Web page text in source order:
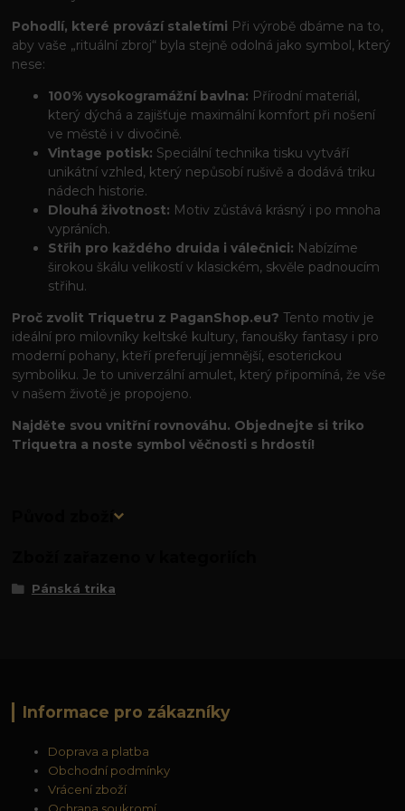
Pohodlí, které provází staletími Při výrobě dbáme na to,
aby vaše „rituální zbroj“ byla stejně odolná jako symbol, který
nese:
100% vysokogramážní bavlna: Přírodní materiál,
který dýchá a zajišťuje maximální komfort při nošení
ve městě i v divočině.
Vintage potisk: Speciální technika tisku vytváří
unikátní vzhled, který nepůsobí rušivě a dodává triku
nádech historie.
Dlouhá životnost: Motiv zůstává krásný i po mnoha
vypráních.
Střih pro každého druida i válečnici: Nabízíme
širokou škálu velikostí v klasickém, skvěle padnoucím
střihu.
Proč zvolit Triquetru z PaganShop.eu? Tento motiv je
ideální pro milovníky keltské kultury, fanoušky fantasy i pro
moderní pohany, kteří preferují jemnější, esoterickou
symboliku. Je to univerzální amulet, který připomíná, že vše
v našem životě je propojeno.
Najděte svou vnitřní rovnováhu. Objednejte si triko
Triquetra a noste symbol věčnosti s hrdostí!
Původ zboží
Pánská trika
Informace pro zákazníky
Doprava a platba
Obchodní podmínky
Vrácení zboží
Ochrana soukromí